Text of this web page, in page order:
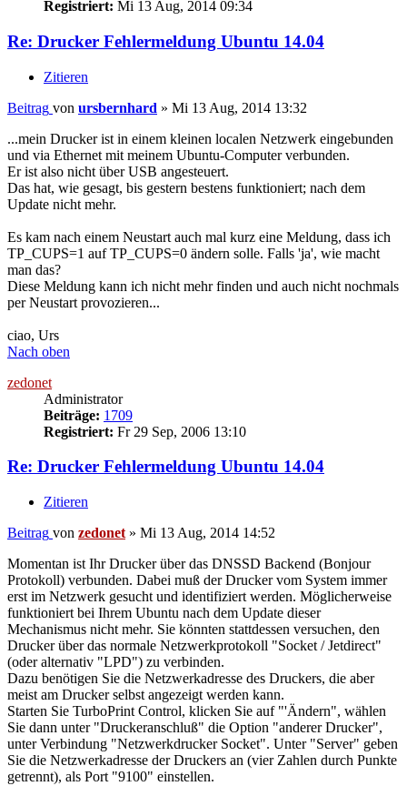
Registriert: Mi 13 Aug, 2014 09:34
Re: Drucker Fehlermeldung Ubuntu 14.04
Zitieren
Beitrag von ursbernhard » Mi 13 Aug, 2014 13:32
...mein Drucker ist in einem kleinen localen Netzwerk eingebunden
und via Ethernet mit meinem Ubuntu-Computer verbunden.
Er ist also nicht über USB angesteuert.
Das hat, wie gesagt, bis gestern bestens funktioniert; nach dem
Update nicht mehr.
Es kam nach einem Neustart auch mal kurz eine Meldung, dass ich
TP_CUPS=1 auf TP_CUPS=0 ändern solle. Falls 'ja', wie macht
man das?
Diese Meldung kann ich nicht mehr finden und auch nicht nochmals
per Neustart provozieren...
ciao, Urs
Nach oben
zedonet
Administrator
Beiträge: 1709
Registriert: Fr 29 Sep, 2006 13:10
Re: Drucker Fehlermeldung Ubuntu 14.04
Zitieren
Beitrag von zedonet » Mi 13 Aug, 2014 14:52
Momentan ist Ihr Drucker über das DNSSD Backend (Bonjour
Protokoll) verbunden. Dabei muß der Drucker vom System immer
erst im Netzwerk gesucht und identifiziert werden. Möglicherweise
funktioniert bei Ihrem Ubuntu nach dem Update dieser
Mechanismus nicht mehr. Sie könnten stattdessen versuchen, den
Drucker über das normale Netzwerkprotokoll "Socket / Jetdirect"
(oder alternativ "LPD") zu verbinden.
Dazu benötigen Sie die Netzwerkadresse des Druckers, die aber
meist am Drucker selbst angezeigt werden kann.
Starten Sie TurboPrint Control, klicken Sie auf "'Ändern", wählen
Sie dann unter "Druckeranschluß" die Option "anderer Drucker",
unter Verbindung "Netzwerkdrucker Socket". Unter "Server" geben
Sie die Netzwerkadresse der Druckers an (vier Zahlen durch Punkte
getrennt), als Port "9100" einstellen.